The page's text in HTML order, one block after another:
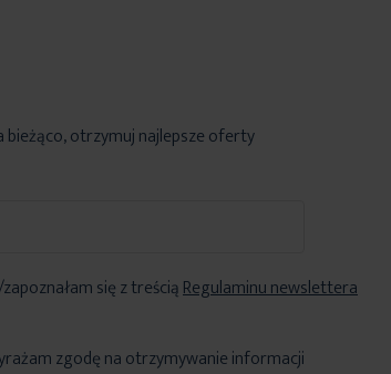
bieżąco, otrzymuj najlepsze oferty
się z treściąRegulaminu newslettera
zgodę na otrzymywanie informacji